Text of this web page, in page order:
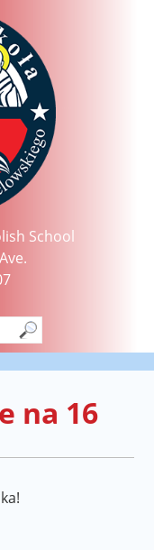
School
na 16